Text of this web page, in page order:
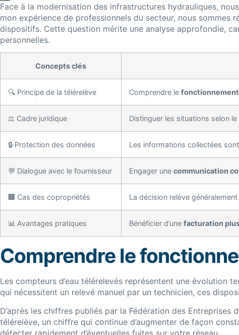
Face à la modernisation des infrastructures hydrauliques,
mon expérience de professionnels du secteur, nous
dispositifs. Cette question mérite une analyse approfondie,
personnelles.
Concepts clés
🔍 Principe de la télérelève Comprendre le
⚖️ Cadre juridique Distinguer les situations selon le
🔒 Protection des données Les informations collectées
💬 Dialogue avec le fournisseur Engager une communication
🏢 Cas des copropriétés La décision relève généralement
📊 Avantages pratiques Bénéficier d’une facturation
Comprendre le
Les compteurs d’eau télérelevés représentent une évolution
qui nécessitent un relevé manuel par un technicien, ces
D’après les chiffres publiés par la Fédération des Entreprises
télérelève, un chiffre qui continue d’augmenter de façon
détecter rapidement d’éventuelles fuites sur votre réseau.